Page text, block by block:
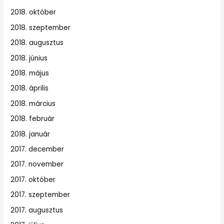
2018. október
2018. szeptember
2018. augusztus
2018. június
2018. május
2018. április
2018. március
2018. február
2018. január
2017. december
2017. november
2017. október
2017. szeptember
2017. augusztus